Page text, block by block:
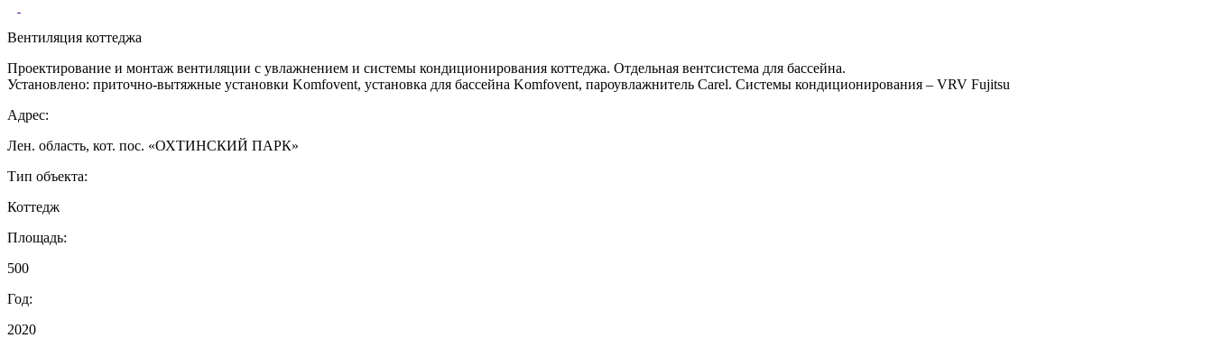
Вентиляция коттеджа
Проектирование и монтаж вентиляции с увлажнением и системы кондиционирования коттеджа. Отдельная вентсистема для бассейна.
Установлено: приточно-вытяжные установки Komfovent, установка для бассейна Komfovent, пароувлажнитель Carel. Системы кондиционирования – VRV Fujitsu
Адрес:
Лен. область, кот. пос. «ОХТИНСКИЙ ПАРК»
Тип объекта:
Коттедж
Площадь:
500
Год:
2020